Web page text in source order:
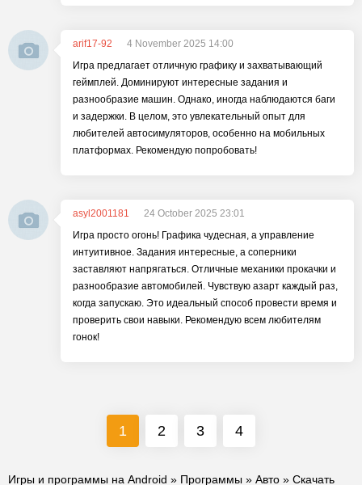
arif17-92
4 November 2025 14:00
Игра предлагает отличную графику и захватывающий
геймплей. Доминируют интересные задания и
разнообразие машин. Однако, иногда наблюдаются баги
и задержки. В целом, это увлекательный опыт для
любителей автосимуляторов, особенно на мобильных
платформах. Рекомендую попробовать!
asyl2001181
24 October 2025 23:01
Игра просто огонь! Графика чудесная, а управление
интуитивное. Задания интересные, а соперники
заставляют напрягаться. Отличные механики прокачки и
разнообразие автомобилей. Чувствую азарт каждый раз,
когда запускаю. Это идеальный способ провести время и
проверить свои навыки. Рекомендую всем любителям
гонок!
1 2 3 4
Игры и программы на Android » Программы » Авто » Скачать